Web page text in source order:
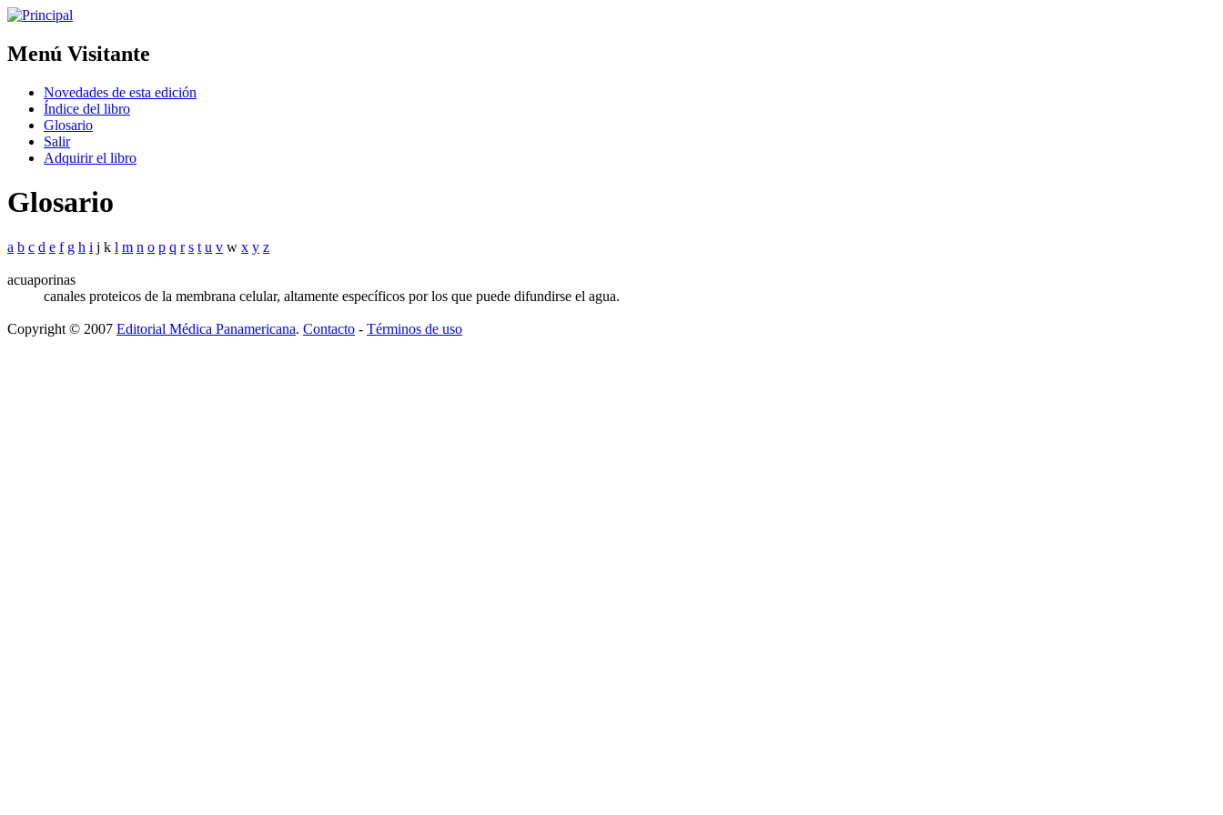
Menú Visitante
Novedades de esta edición
Índice del libro
Glosario
Salir
Adquirir el libro
Glosario
a b c d e f g h i j k l m n o p q r s t u v w x y z
acuaporinas
canales proteicos de la membrana celular, altamente específicos por los que puede difundirse el agua.
Copyright © 2007 Editorial Médica Panamericana. Contacto - Términos de uso